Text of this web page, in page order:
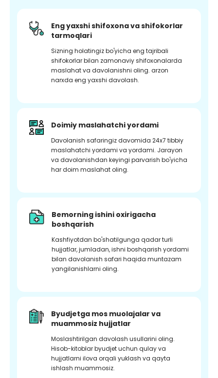
Eng yaxshi shifoxona va shifokorlar
tarmoqlari
Sizning holatingiz bo'yicha eng tajribali
shifokorlar bilan zamonaviy shifoxonalarda
maslahat va davolanishni oling. arzon
narxda eng yaxshi davolash.
Doimiy maslahatchi yordami
Davolanish safaringiz davomida 24x7 tibbiy
maslahatchi yordami va yordami. Jarayon
va davolanishdan keyingi parvarish bo'yicha
har doim maslahat oling.
Bemorning ishini oxirigacha
boshqarish
Kashfiyotdan bo'shatilgunga qadar turli
hujjatlar, jumladan, ishni boshqarish yordami
bilan davolanish safari haqida muntazam
yangilanishlarni oling.
Byudjetga mos muolajalar va
muammosiz hujjatlar
Moslashtirilgan davolash usullarini oling.
Hisob-kitoblar byudjet uchun qulay va
hujjatlarni ilova orqali yuklash va qayta
ishlash muammosiz.